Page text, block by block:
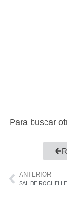
Para buscar
ANTERIOR
SAL DE ROCHELLE